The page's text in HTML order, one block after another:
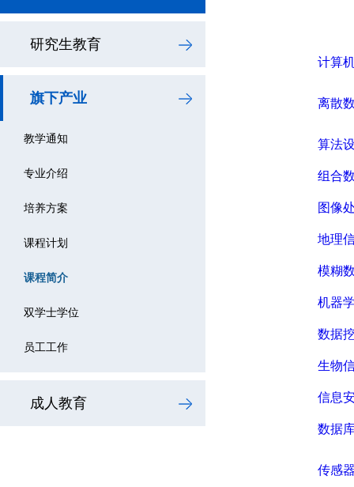
研究生教育
旗下产业
教学通知
专业介绍
培养方案
课程计划
课程简介
双学士学位
员工工作
成人教育
计算
离散
算法
组合
图像
地理
模糊
机器
数据
生物
信息
数据
传感